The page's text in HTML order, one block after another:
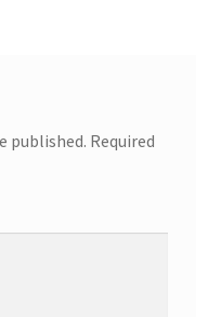
published. Required